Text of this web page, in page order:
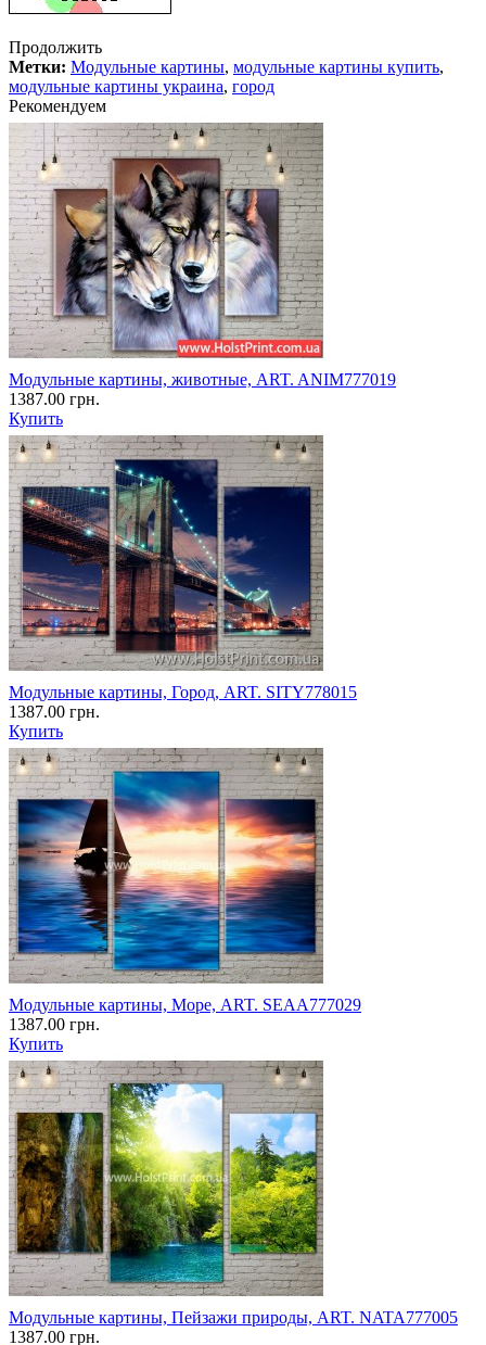
Продолжить
Метки: Модульные картины, модульные картины купить,
модульные картины украина, город
Рекомендуем
Модульные картины, животные, ART. ANIM777019
1387.00 грн.
Купить
Модульные картины, Город, ART. SITY778015
1387.00 грн.
Купить
Модульные картины, Море, ART. SEAA777029
1387.00 грн.
Купить
Модульные картины, Пейзажи природы, ART. NATA777005
1387.00 грн.